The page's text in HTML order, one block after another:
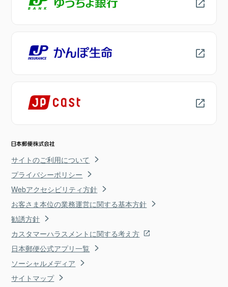
サイトのご利用について
プライバシーポリシー
Webアクセシビリティ方針
お客さま本位の業務運営に関する基本方針
勧誘方針
カスタマーハラスメントに関する考え方
日本郵便公式アプリ一覧
ソーシャルメディア
サイトマップ